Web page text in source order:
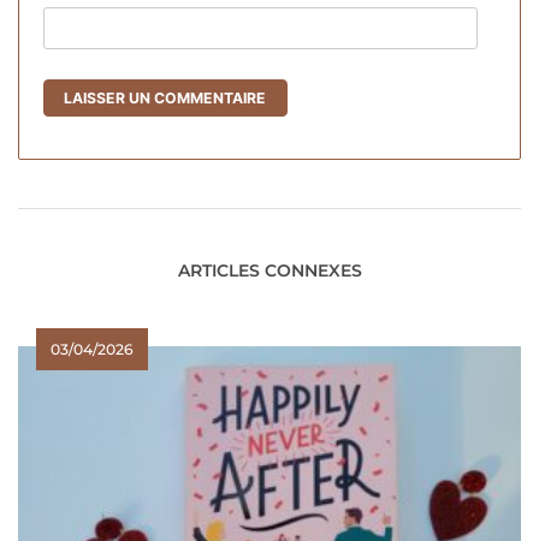
ARTICLES CONNEXES
03/04/2026